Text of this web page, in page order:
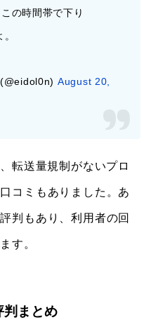
の時間帯で下り
August 20,
転送量規制がないプロ
コミもありました。あ
判もあり、利用者の回
す。
判まとめ